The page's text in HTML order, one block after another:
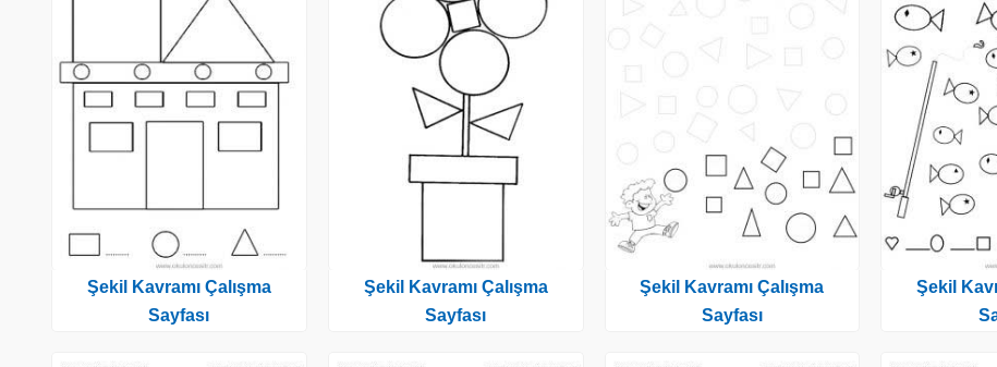
Şekil Kavramı Çalışma
Sayfası
Şekil Kavramı Çalışma
Sayfası
Şekil Kavramı Çalışma
Sayfası
Şekil